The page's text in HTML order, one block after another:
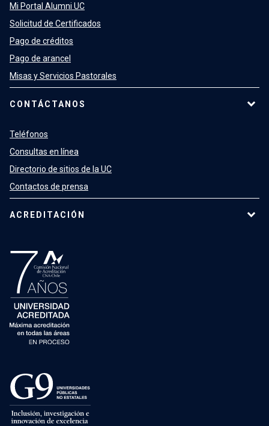
Mi Portal Alumni UC
Solicitud de Certificados
Pago de créditos
Pago de arancel
Misas y Servicios Pastorales
CONTÁCTANOS
Teléfonos
Consultas en línea
Directorio de sitios de la UC
Contactos de prensa
ACREDITACIÓN